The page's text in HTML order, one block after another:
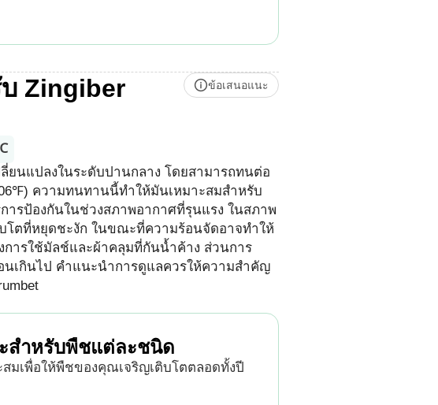
Zingiber
ข้อเสนอแนะ
ยนแปลงในระดับปานกลาง โดยสามารถทนต่อ
ความทนทานนี้ทำให้มันเหมาะสมสำหรับ
ารป้องกันในช่วงสภาพอากาศที่รุนแรง ในสภาพ
โตที่หยุดชะงัก ในขณะที่ความร้อนจัดอาจทำให้
การใช้มัลช์และผ้าคลุมที่กันน้ำค้าง ส่วนการ
นเกินไป คำแนะนำการดูแลควรให้ความสำคัญ
สำหรับพืชแต่ละชนิด
มเพื่อให้พืชของคุณเจริญเติบโตตลอดทั้งปี